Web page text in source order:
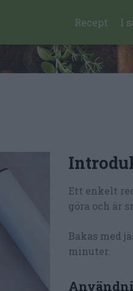
Recept I
Ett enkelt
göra och är
Bakas med
minuter.